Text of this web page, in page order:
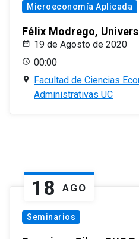
Microeconomía Aplicada
Félix Modrego,
19 de Agosto de 2020
00:00
Facultad de Ciencias
Administrativas UC
18 AGO
Seminarios